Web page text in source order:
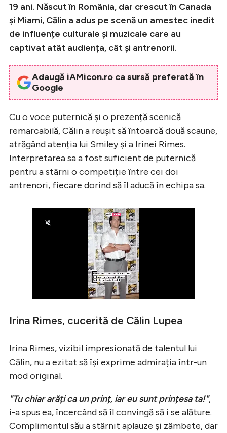
Intră în cont
Creează cont
19 ani. Născut în România, dar crescut în Canada
și Miami, Călin a adus pe scenă un amestec inedit
de influențe culturale și muzicale care au
captivat atât audiența, cât și antrenorii.
Adaugă iAMicon.ro ca sursă preferată în
Google
Cu o voce puternică și o prezență scenică
remarcabilă, Călin a reușit să întoarcă două scaune,
atrăgând atenția lui Smiley și a Irinei Rimes.
Interpretarea sa a fost suficient de puternică
pentru a stârni o competiție între cei doi
antrenori, fiecare dorind să îl aducă în echipa sa.
Irina Rimes, cucerită de Călin Lupea
Irina Rimes, vizibil impresionată de talentul lui
Călin, nu a ezitat să își exprime admirația într-un
mod original.
"Tu chiar arăți ca un prinț, iar eu sunt prințesa ta!",
i-a spus ea, încercând să îl convingă să i se alăture.
Complimentul său a stârnit aplauze și zâmbete, dar